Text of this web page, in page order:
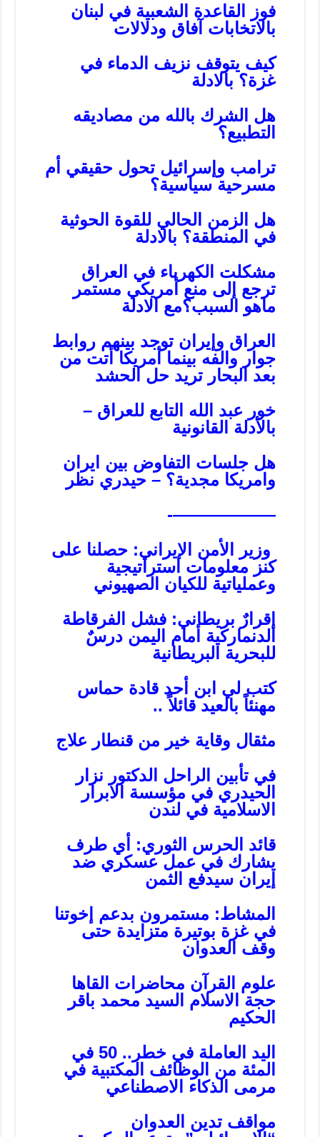
فوز القاعدة الشعبية في لبنان
بالاتخابات آفاق ودلالات
كيف يتوقف نزيف الدماء في
غزة؟ بالادلة
هل الشرك بالله من مصاديقه
التطبيع؟
ترامب وإسرائيل تحول حقيقي أم
مسرحية سياسية؟
هل الزمن الحالي للقوة الحوثية
في المنطقة؟ بالادلة
مشكلت الكهرباء في العراق
ترجع إلى منع أمريكي مستمر
ماهو السبب؟مع الادلة
العراق وإيران توجد بينهم روابط
جوار والفه بينما أمريكا أتت من
بعد البحار تريد حل الحشد
خور عبد الله التابع للعراق –
بالأدلة القانونية
هل جلسات التفاوض بين ايران
وامريكا مجدية؟ – حيدري نظر
——————-
وزير الأمن الإيراني: حصلنا على
كنز معلومات استراتيجية
وعملياتية للكيان الصهيوني
إقرارٌ بريطاني: فشل الفرقاطة
الدنماركية أمام اليمن درسٌ
للبحرية البريطانية
کتب لي ابن أحد قادة حماس
مهنئاً بالعید قائلاً ..
مثقال وقاية خير من قنطار علاج
في تأبين الراحل الدكتور نزار
الحيدري في مؤسسة الابرار
الاسلامية في لندن
قائد الحرس الثوري: أي طرف
يشارك في عمل عسكري ضد
إيران سيدفع الثمن
المشاط: مستمرون بدعم إخوتنا
في غزة بوتيرة متزايدة حتى
وقف العدوان
علوم القرآن محاضرات القاها
حجة الاسلام السيد محمد باقر
الحكيم
اليد العاملة في خطر.. 50 في
المئة من الوظائف المكتبية في
مرمى الذكاء الاصطناعي
مواقف تدين العدوان